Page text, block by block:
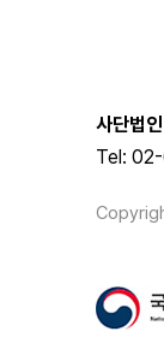
사단법
Tel: